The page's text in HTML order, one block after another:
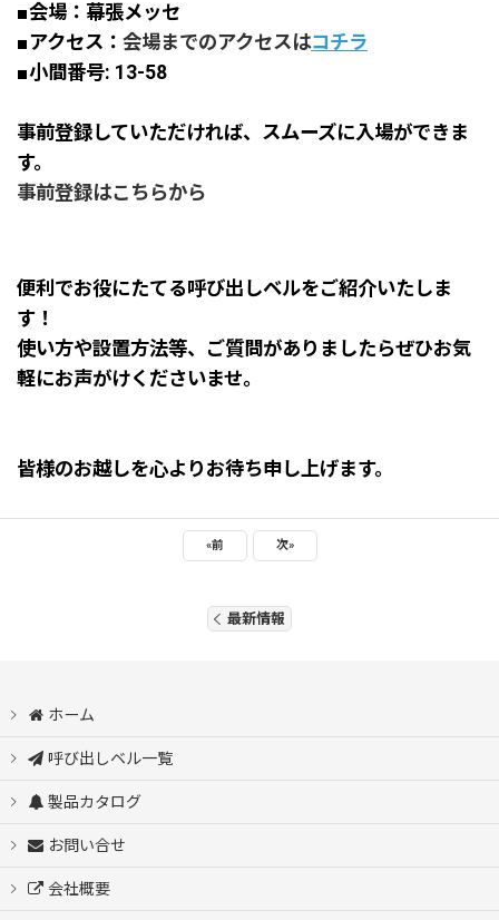
■会場：幕張メッセ
■アクセス： 会場までのアクセスはコチラ
■小間番号: 13-58
事前登録していただければ、スムーズに入場ができま
す。
事前登録はこちらから
便利でお役にたてる呼び出しベルをご紹介いたしま
す！
使い方や設置方法等、ご質問がありましたらぜひお気
軽にお声がけくださいませ。
皆様のお越しを心よりお待ち申し上げます。
«前 次»
最新情報
ホーム
呼び出しベル一覧
製品カタログ
お問い合せ
会社概要